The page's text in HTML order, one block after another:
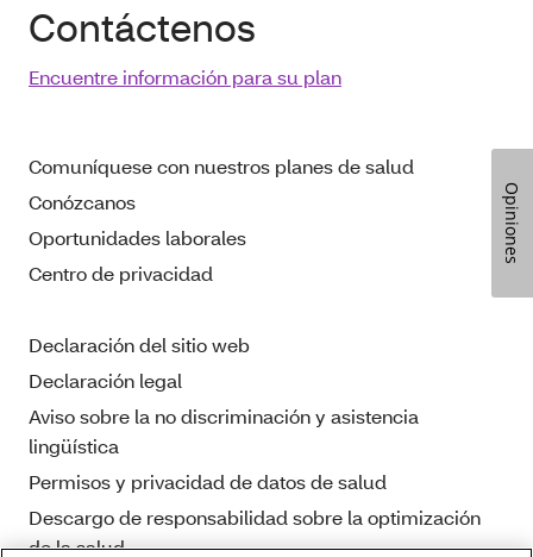
Contáctenos
Encuentre información para su plan
Comuníquese con nuestros planes de salud
Conózcanos
Oportunidades laborales
Centro de privacidad
Declaración del sitio web
Declaración legal
Aviso sobre la no discriminación y asistencia
lingüística
Permisos y privacidad de datos de salud
Descargo de responsabilidad sobre la optimización
de la salud
Opiniones